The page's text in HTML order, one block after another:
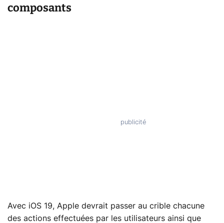
composants
Avec iOS 19, Apple devrait passer au crible chacune
des actions effectuées par les utilisateurs ainsi que